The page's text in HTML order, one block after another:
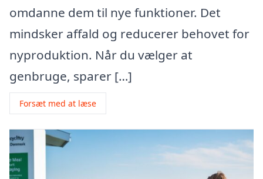
omdanne dem til nye funktioner. Det
mindsker affald og reducerer behovet for
nyproduktion. Når du vælger at
genbruge, sparer […]
Forsæt med at læse